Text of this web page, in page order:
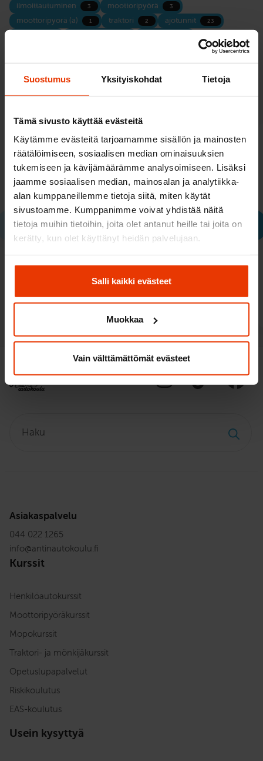
Suostumus Yksityiskohdat Tietoja
Tämä sivusto käyttää evästeitä
Käytämme evästeitä tarjoamamme sisällön ja mainosten
räätälöimiseen, sosiaalisen median ominaisuuksien
tukemiseen ja kävijämäärämme analysoimiseen. Lisäksi
jaamme sosiaalisen median, mainosalan ja analytiikka-
alan kumppaneillemme tietoja siitä, miten käytät
sivustoamme. Kumppanimme voivat yhdistää näitä
tietoja muihin tietoihin, joita olet antanut heille tai joita on
kerätty, kun olet käyttänyt heidän palvelujaan.
Salli kaikki evästeet
Muokkaa
Vain välttämättömät evästeet
ilmoittautuminen 3 moottoripyörä 3
moottoripyorä (a) 1 traktori 2 ajotunnit 23
LIITTYVÄT KYSYMYKSET
Mikä on ajokortin toinen vaihe?
Jos olet saanut ajokortin ennen kesäkuuta 2018
etkä ole vielä suorittanut harjoittelu- ja syventävää
vaihetta vanhan ajokorttilain mukaisesti, sinun
tulee…
Lue lisää
Asiakaspalvelu
044 022 1265
info@antinautokoulu.fi
Kurssit
Henkilöautokurssit
Moottoripyöräkurssit
Mopokurssit
Traktori- ja mönkijäkurssit
Opetuslupapalvelut
Riskikoulutus
EAS-koulutus
Usein kysyttyä